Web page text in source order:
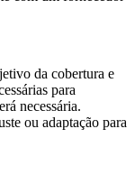
da cobertura e
para
necessária.
ou adaptação para